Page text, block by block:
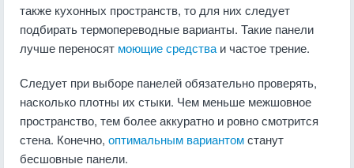
также кухонных пространств, то для них следует
подбирать термопереводные варианты. Такие панели
лучше переносят моющие средства и частое трение.
Следует при выборе панелей обязательно проверять,
насколько плотны их стыки. Чем меньше межшовное
пространство, тем более аккуратно и ровно смотрится
стена. Конечно, оптимальным вариантомстанут
бесшовные панели.